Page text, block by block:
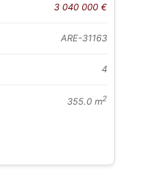
3 040 000 €
ARE-31163
4
355.0 m2